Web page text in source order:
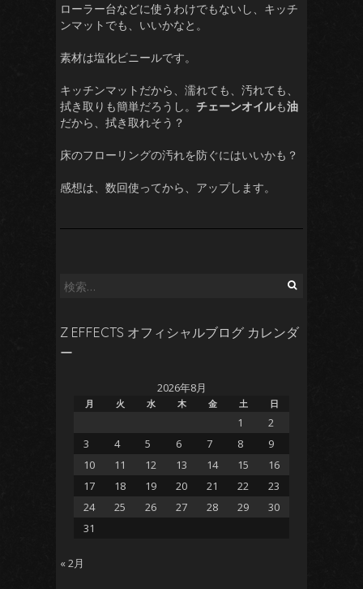
ローラー台などに使うわけでもないし、キッチ
ンマットでも、いいかなと。
素材は塩化ビニールです。
キッチンマットだから、濡れても、汚れても、
拭き取りも簡単だろうし。 チェーンオイルも油
だから、拭き取れそう？
床のフローリングの汚れを防ぐにはいいかも？
感想は、数回使ってから、アップします。
検
Z EFFECTS オフィシャルブログ カレンダ
ー
2026年8月
月 火 水 木 金 土 日
1
2
3
4 5 6 7 8
9
10
11 12 13 14 15
16
17
18 19 20 21 22
23
24
25 26 27 28 29
30
31
« 2月